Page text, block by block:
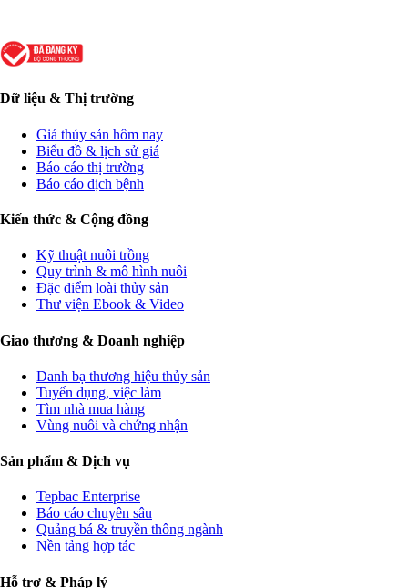
Dữ liệu & Thị trường
Giá thủy sản hôm nay
Biểu đồ & lịch sử giá
Báo cáo thị trường
Báo cáo dịch bệnh
Kiến thức & Cộng đồng
Kỹ thuật nuôi trồng
Quy trình & mô hình nuôi
Đặc điểm loài thủy sản
Thư viện Ebook & Video
Giao thương & Doanh nghiệp
Danh bạ thương hiệu thủy sản
Tuyển dụng, việc làm
Tìm nhà mua hàng
Vùng nuôi và chứng nhận
Sản phẩm & Dịch vụ
Tepbac Enterprise
Báo cáo chuyên sâu
Quảng bá & truyền thông ngành
Nền tảng hợp tác
Hỗ trợ & Pháp lý